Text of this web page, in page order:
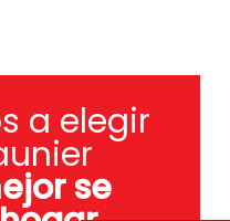
a elegir
se
.